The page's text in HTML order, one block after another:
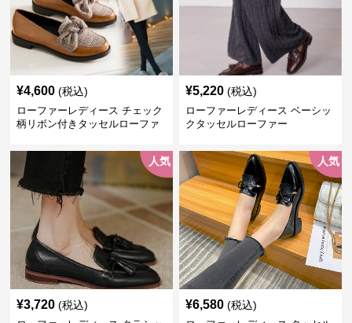
¥4,600 (税込)
ローファーレディース チェック
柄リボン付きタッセルローファ
¥5,220 (税込)
ローファーレディース ベーシッ
クタッセルローファー
人気
¥3,720 (税込)
人気
¥6,580 (税込)